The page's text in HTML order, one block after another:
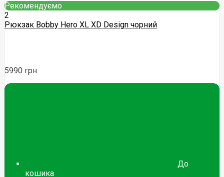
Рекомендуємо
2
Рюкзак Bobby Hero XL XD Design чорний
5990 грн.
До
кошика